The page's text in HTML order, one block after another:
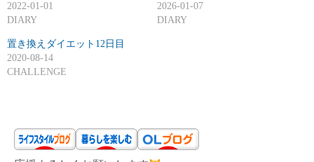
2022-01-01
DIARY
2026-01-07
DIARY
置き換えダイエット12日目
2020-08-14
CHALLENGE